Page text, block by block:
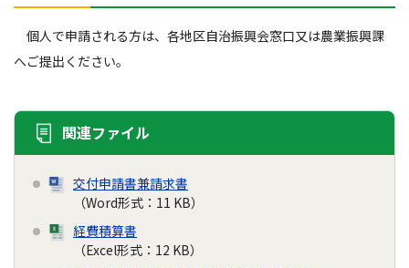
個人で申請される方は、各地区自治振興会窓口又は農業振興課
へご提出ください。
関連ファイル
交付申請書兼請求書
（Word形式：11 KB）
経費積算書
（Excel形式：12 KB）